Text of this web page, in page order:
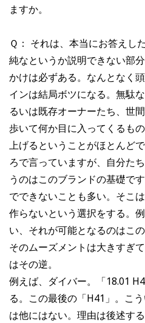
ますか。
Ｑ： それは、本当にお答えし
純なというか説明できない部
かけは必ずある。なんとなく
インは結局ボツになる。無駄
るいは既存オーナーたち、世
歩いて何か目に入ってくるも
上げるということがほとんど
ろで言っていますが、自分た
うのはこのブランドの基礎で
でできないことも多い。そこ
作らないという選択をする。
い、それが可能となるのはこ
そのムーズメントは大きすぎ
はその逆。
例えば、ダイバー。「18.01
る。この最後の「H41」。こ
は他にはない。理由は後述す